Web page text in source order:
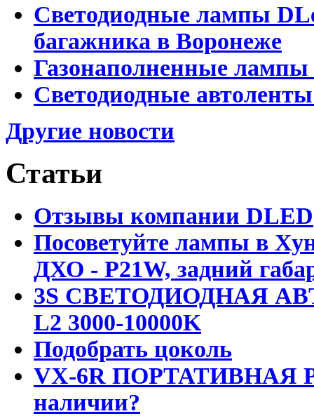
Светодиодные лампы
багажника в Воронеже
Газонаполненные
Светодиодные
Другие новости
Статьи
Отзывы компании DLED
Посоветуйте лампы в
ДХО - P21W, задний
3S СВЕТОДИОДНАЯ
L2 3000-10000K
Подобрать цоколь
VX-6R ПОРТАТИВНАЯ
наличии?